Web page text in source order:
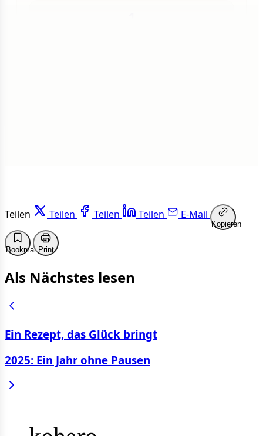
Teilen Teilen Teilen Teilen E-Mail
Kopieren
BookmarkPrint
Als Nächstes lesen
Ein Rezept, das Glück bringt
2025: Ein Jahr ohne Pausen